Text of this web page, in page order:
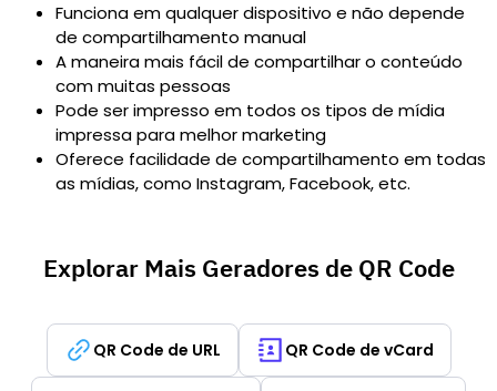
Funciona em qualquer dispositivo e não depende
de compartilhamento manual
A maneira mais fácil de compartilhar o conteúdo
com muitas pessoas
Pode ser impresso em todos os tipos de mídia
impressa para melhor marketing
Oferece facilidade de compartilhamento em todas
as mídias, como Instagram, Facebook, etc.
Explorar Mais Geradores de QR Code
QR Code de URL QR Code de vCard